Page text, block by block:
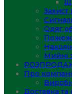
Захист
Одяг
Мийні
Про
Доставка та